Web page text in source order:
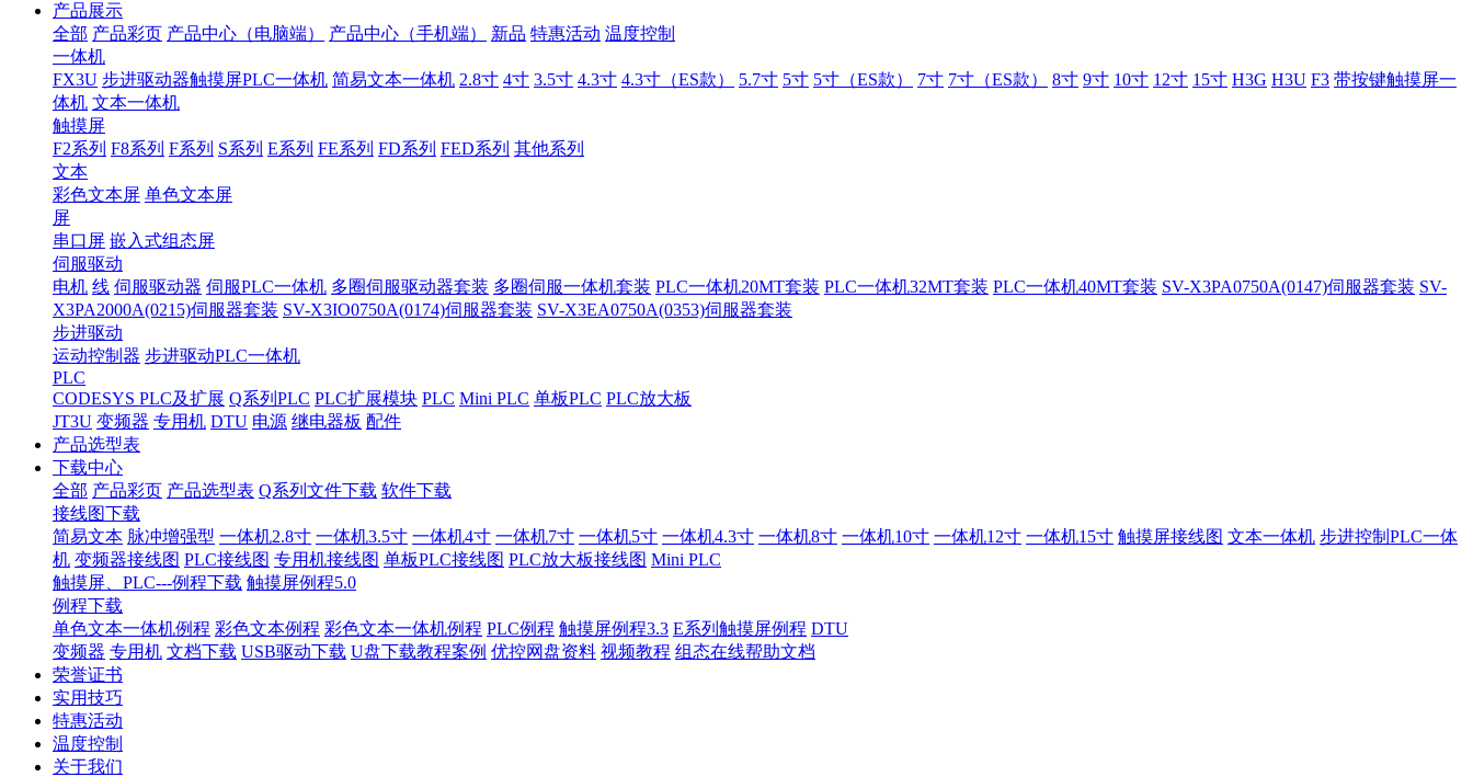
产品展示
全部 产品彩页 产品中心（电脑端） 产品中心（手机端） 新品 特惠活动 温度控制
一体机
FX3U 步进驱动器触摸屏PLC一体机 简易文本一体机 2.8寸 4寸 3.5寸 4.3寸 4.3寸（ES款） 5.7寸 5寸 5寸（ES款） 7寸 7寸（ES款） 8寸 9寸 10寸 12寸 15寸 H3G H3U F3 带按键触摸屏一
体机 文本一体机
触摸屏
F2系列 F8系列 F系列 S系列 E系列 FE系列 FD系列 FED系列 其他系列
文本
彩色文本屏 单色文本屏
屏
串口屏 嵌入式组态屏
伺服驱动
电机 线 伺服驱动器 伺服PLC一体机 多圈伺服驱动器套装 多圈伺服一体机套装 PLC一体机20MT套装 PLC一体机32MT套装 PLC一体机40MT套装 SV-X3PA0750A(0147)伺服器套装 SV-
X3PA2000A(0215)伺服器套装 SV-X3IO0750A(0174)伺服器套装 SV-X3EA0750A(0353)伺服器套装
步进驱动
运动控制器 步进驱动PLC一体机
PLC
CODESYS PLC及扩展 Q系列PLC PLC扩展模块 PLC Mini PLC 单板PLC PLC放大板
JT3U 变频器 专用机 DTU 电源 继电器板 配件
产品选型表
下载中心
全部 产品彩页 产品选型表 Q系列文件下载 软件下载
接线图下载
简易文本 脉冲增强型 一体机2.8寸 一体机3.5寸 一体机4寸 一体机7寸 一体机5寸 一体机4.3寸 一体机8寸 一体机10寸 一体机12寸 一体机15寸 触摸屏接线图 文本一体机 步进控制PLC一体
机 变频器接线图 PLC接线图 专用机接线图 单板PLC接线图 PLC放大板接线图 Mini PLC
触摸屏、PLC---例程下载 触摸屏例程5.0
例程下载
单色文本一体机例程 彩色文本例程 彩色文本一体机例程 PLC例程 触摸屏例程3.3 E系列触摸屏例程 DTU
变频器 专用机 文档下载 USB驱动下载 U盘下载教程案例 优控网盘资料 视频教程 组态在线帮助文档
荣誉证书
实用技巧
特惠活动
温度控制
关于我们